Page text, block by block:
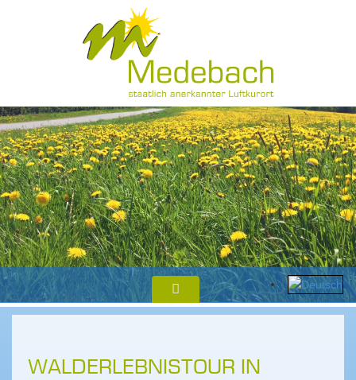
WALDERLEBNISTOUR IN